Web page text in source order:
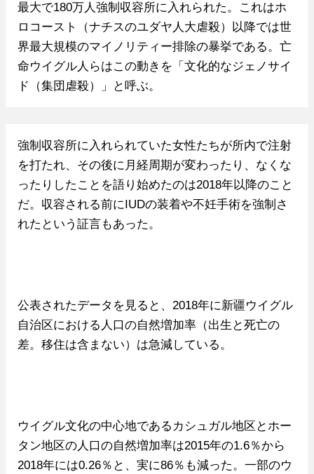
最大で180万人強制収容所に入れられた。これはホ
ロコースト（ナチスのユダヤ人大虐殺）以降では世
界最大規模のマイノリティー排除の暴挙である。亡
命ウイグル人らはこの動きを「文化的なジェノサイ
ド（集団虐殺）」と呼ぶ。
強制収容所に入れられていた女性たちが所内で注射
を打たれ、その後に月経周期が変わったり、なくな
ったりしたことを語り始めたのは2018年以降のこと
だ。収容される前にIUDの装着や不妊手術を強制さ
れたという証言もあった。
公表されたデータを見ると、2018年に新疆ウイグル
自治区における人口の自然増加率（出生と死亡の
差。移住は含まない）は急減している。
ウイグル文化の中心地であるカシュガル地区とホー
タン地区の人口の自然増加率は2015年の1.6％から
2018年には0.26％と、実に86％も減った。一部のウ